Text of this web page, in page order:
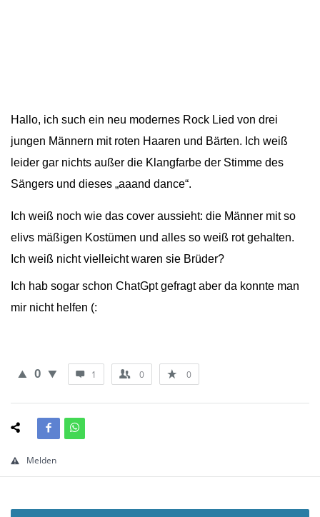
Hallo, ich such ein neu modernes Rock Lied von drei
jungen Männern mit roten Haaren und Bärten. Ich weiß
leider gar nichts außer die Klangfarbe der Stimme des
Sängers und dieses „aaand dance“.
Ich weiß noch wie das cover aussieht: die Männer mit so
elivs mäßigen Kostümen und alles so weiß rot gehalten.
Ich weiß nicht vielleicht waren sie Brüder?
Ich hab sogar schon ChatGpt gefragt aber da konnte man
mir nicht helfen (:
0 1 0 0
Melden